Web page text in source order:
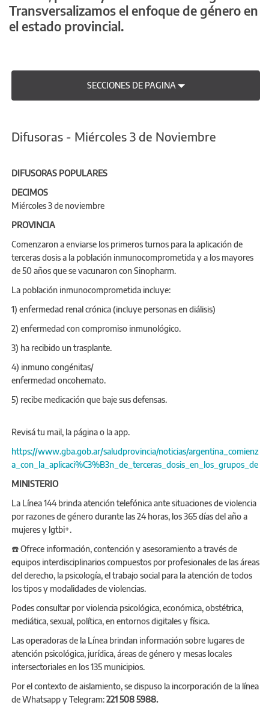
Transversalizamos el enfoque de género en
el estado provincial.
SECCIONES DE PAGINA
Difusoras - Miércoles 3 de Noviembre
DIFUSORAS POPULARES
DECIMOS
Miércoles 3 de noviembre
PROVINCIA
Comenzaron a enviarse los primeros turnos para la aplicación de
terceras dosis a la población inmunocomprometida y a los mayores
de 50 años que se vacunaron con Sinopharm.
La población inmunocomprometida incluye:
1) enfermedad renal crónica (incluye personas en diálisis)
2) enfermedad con compromiso inmunológico.
3) ha recibido un trasplante.
4) inmuno congénitas/
enfermedad oncohemato.
5) recibe medicación que baje sus defensas.
Revisá tu mail, la página o la app.
https://www.gba.gob.ar/saludprovincia/noticias/argentina_comienz
a_con_la_aplicaci%C3%B3n_de_terceras_dosis_en_los_grupos_de
MINISTERIO
La Línea 144 brinda atención telefónica ante situaciones de violencia
por razones de género durante las 24 horas, los 365 días del año a
mujeres y lgtbi+.
☎️ Ofrece información, contención y asesoramiento a través de
equipos interdisciplinarios compuestos por profesionales de las áreas
del derecho, la psicología, el trabajo social para la atención de todos
los tipos y modalidades de violencias.
Podes consultar por violencia psicológica, económica, obstétrica,
mediática, sexual, política, en entornos digitales y física.
Las operadoras de la Línea brindan información sobre lugares de
atención psicológica, jurídica, áreas de género y mesas locales
intersectoriales en los 135 municipios.
Por el contexto de aislamiento, se dispuso la incorporación de la línea
de Whatsapp y Telegram:221 508 5988.